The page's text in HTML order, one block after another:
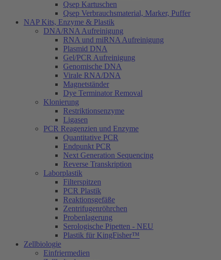
Qsep Kartuschen
Qsep Verbrauchsmaterial, Marker, Puffer
NAP Kits, Enzyme & Plastik
DNA/RNA Aufreinigung
RNA und miRNA Aufreinigung
Plasmid DNA
Gel/PCR Aufreinigung
Genomische DNA
Virale RNA/DNA
Magnetständer
Dye Terminator Removal
Klonierung
Restriktionsenzyme
Ligasen
PCR Reagenzien und Enzyme
Quantitative PCR
Endpunkt PCR
Next Generation Sequencing
Reverse Transkription
Laborplastik
Filterspitzen
PCR Plastik
Reaktionsgefäße
Zentrifugenröhrchen
Probenlagerung
Serologische Pipetten - NEU
Plastik für KingFisher™
Zellbiologie
Einfriermedien